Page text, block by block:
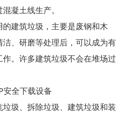
凝土线生产。
建筑垃圾，主要是废钢和木
、研磨等处理后，可以成为有
。许多建筑垃圾不会在堆场过
圾、拆除垃圾、建筑垃圾和装